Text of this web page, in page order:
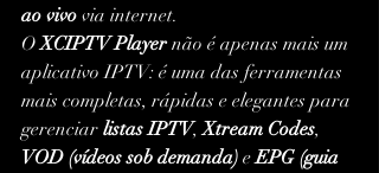
ao vivo via internet.
O XCIPTV Player não é apenas mais um
aplicativo IPTV: é uma das ferramentas
mais completas, rápidas e elegantes para
gerenciar listas IPTV, Xtream Codes,
VOD (vídeos sob demanda) e EPG (guia